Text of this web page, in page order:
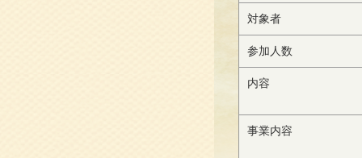
対象者
参加人数
内容
事業内容